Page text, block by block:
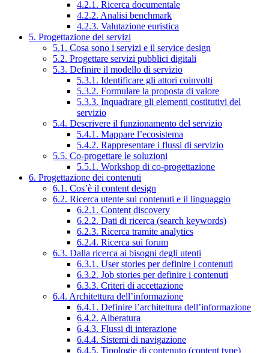
4.2.1. Ricerca documentale
4.2.2. Analisi benchmark
4.2.3. Valutazione euristica
5. Progettazione dei servizi
5.1. Cosa sono i servizi e il service design
5.2. Progettare servizi pubblici digitali
5.3. Definire il modello di servizio
5.3.1. Identificare gli attori coinvolti
5.3.2. Formulare la proposta di valore
5.3.3. Inquadrare gli elementi costitutivi del
servizio
5.4. Descrivere il funzionamento del servizio
5.4.1. Mappare l’ecosistema
5.4.2. Rappresentare i flussi di servizio
5.5. Co-progettare le soluzioni
5.5.1. Workshop di co-progettazione
6. Progettazione dei contenuti
6.1. Cos’è il content design
6.2. Ricerca utente sui contenuti e il linguaggio
6.2.1. Content discovery
6.2.2. Dati di ricerca (search keywords)
6.2.3. Ricerca tramite analytics
6.2.4. Ricerca sui forum
6.3. Dalla ricerca ai bisogni degli utenti
6.3.1. User stories per definire i contenuti
6.3.2. Job stories per definire i contenuti
6.3.3. Criteri di accettazione
6.4. Architettura dell’informazione
6.4.1. Definire l’architettura dell’informazione
6.4.2. Alberatura
6.4.3. Flussi di interazione
6.4.4. Sistemi di navigazione
6.4.5. Tipologie di contenuto (content type)